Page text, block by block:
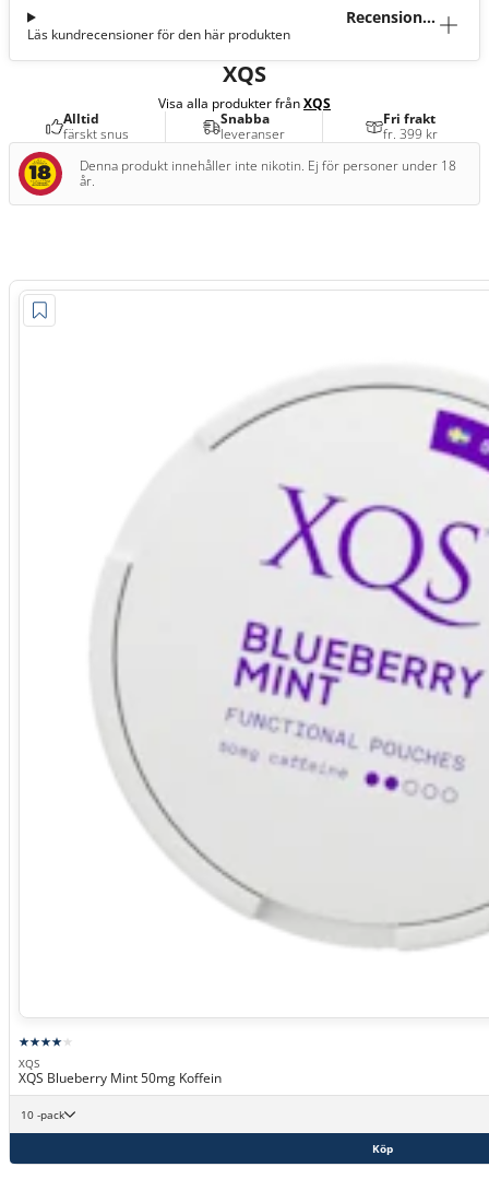
Recensioner
Läs kundrecensioner för den här produkten
XQS
Visa alla produkter frånXQS
Alltid
färskt snus
Snabba
leveranser
Fri frakt
fr. 399 kr
Denna produkt innehåller inte nikotin. Ej för personer under 18
år.
XQS
XQS Blueberry Mint 50mg Koffein
10 -pack
Köp